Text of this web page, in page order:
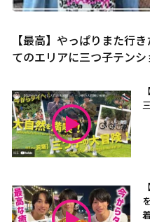
【最高】やっぱりまた行
てのエリアに三つ子テンシ